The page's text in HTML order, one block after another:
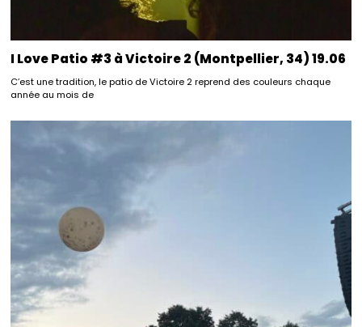
I Love Patio #3 à Victoire 2 (Montpellier, 34) 19.06
C’est une tradition, le patio de Victoire 2 reprend des couleurs chaque
année au mois de